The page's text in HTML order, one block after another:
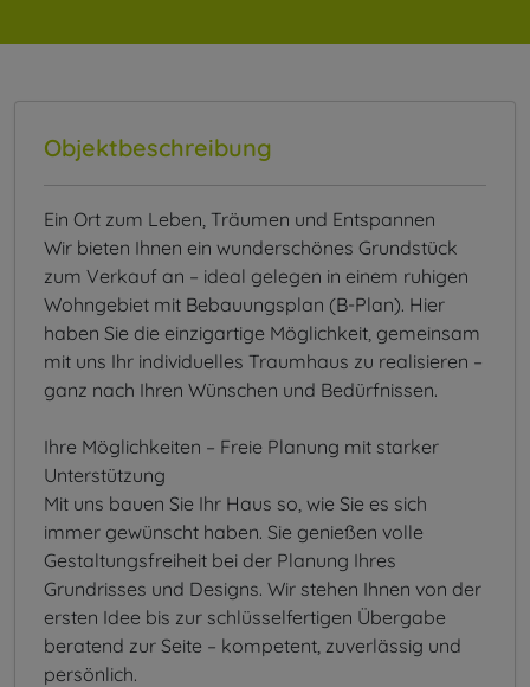
Objektbeschreibung
Ein Ort zum Leben, Träumen und Entspannen
Wir bieten Ihnen ein wunderschönes Grundstück
zum Verkauf an – ideal gelegen in einem ruhigen
Wohngebiet mit Bebauungsplan (B-Plan). Hier
haben Sie die einzigartige Möglichkeit, gemeinsam
mit uns Ihr individuelles Traumhaus zu realisieren –
ganz nach Ihren Wünschen und Bedürfnissen.
Ihre Möglichkeiten – Freie Planung mit starker
Unterstützung
Mit uns bauen Sie Ihr Haus so, wie Sie es sich
immer gewünscht haben. Sie genießen volle
Gestaltungsfreiheit bei der Planung Ihres
Grundrisses und Designs. Wir stehen Ihnen von der
ersten Idee bis zur schlüsselfertigen Übergabe
beratend zur Seite – kompetent, zuverlässig und
persönlich.